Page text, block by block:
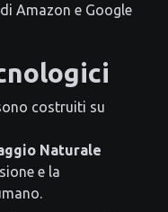
Amazon e Google
costruiti su
Naturale
e la